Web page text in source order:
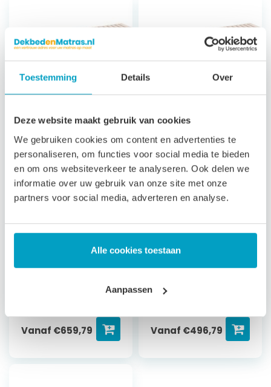
Toestemming Details Over
Deze website maakt gebruik van cookies
We gebruiken cookies om content en advertenties te
personaliseren, om functies voor social media te bieden
en om ons websiteverkeer te analyseren. Ook delen we
informatie over uw gebruik van onze site met onze
partners voor social media, adverteren en analyse.
Alle cookies toestaan
Aanpassen
Koudschuim
Matras Andros
Classic
7 zones
23 cm hoog
Satijn afritsbare,
Vanaf €659,79
Koudschuim
Matras Milos
7 zones
ondersteuning
21 cm hoog
tijk
3 jaar garantie
Vanaf €496,79